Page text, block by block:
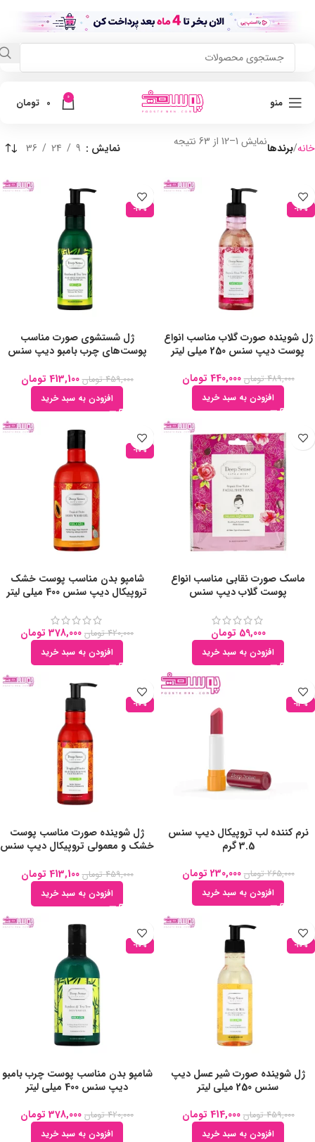
منو 0
0 تومان
خانه برندهانمایش 1–12 از 63 نتیجه نمایش 9
24
36
-10%
ژل شوینده صورت گلاب مناسب انواع
پوست دیپ سنس 250 میلی لیتر
489,000 تومان 440,000 تومان
افزودن به سبد خرید
-10%
ژل شستشوی صورت مناسب
پوست‌های چرب بامبو دیپ سنس
459,000 تومان 413,100 تومان
افزودن به سبد خرید
ماسک صورت نقابی مناسب انواع
پوست گلاب دیپ سنس
59,000 تومان
افزودن به سبد خرید
-10%
شامپو بدن مناسب پوست خشک
تروپیکال دیپ سنس 400 میلی لیتر
420,000 تومان 378,000 تومان
افزودن به سبد خرید
-13%
نرم کننده لب تروپیکال دیپ سنس
3.5 گرم
265,000 تومان 230,000 تومان
افزودن به سبد خرید
-10%
ژل شوینده صورت مناسب پوست
خشک و معمولی تروپیکال دیپ سنس
459,000 تومان 413,100 تومان
افزودن به سبد خرید
-10%
ژل شوینده صورت شیر عسل دیپ
سنس 250 میلی لیتر
459,000 تومان 414,000 تومان
افزودن به سبد خرید
-10%
شامپو بدن مناسب پوست چرب بامبو
دیپ سنس 400 میلی لیتر
420,000 تومان 378,000 تومان
افزودن به سبد خرید